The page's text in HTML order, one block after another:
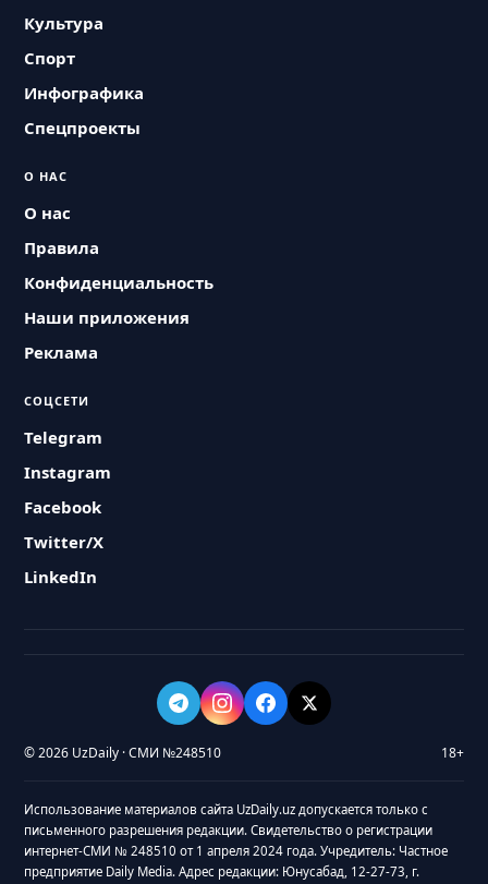
Культура
Спорт
Инфографика
Спецпроекты
О НАС
О нас
Правила
Конфиденциальность
Наши приложения
Реклама
СОЦСЕТИ
Telegram
Instagram
Facebook
Twitter/X
LinkedIn
© 2026 UzDaily · СМИ №248510 18+
Использование материалов сайта UzDaily.uz допускается только с
письменного разрешения редакции. Свидетельство о регистрации
интернет-СМИ № 248510 от 1 апреля 2024 года. Учредитель: Частное
предприятие Daily Media. Адрес редакции: Юнусабад, 12-27-73, г.